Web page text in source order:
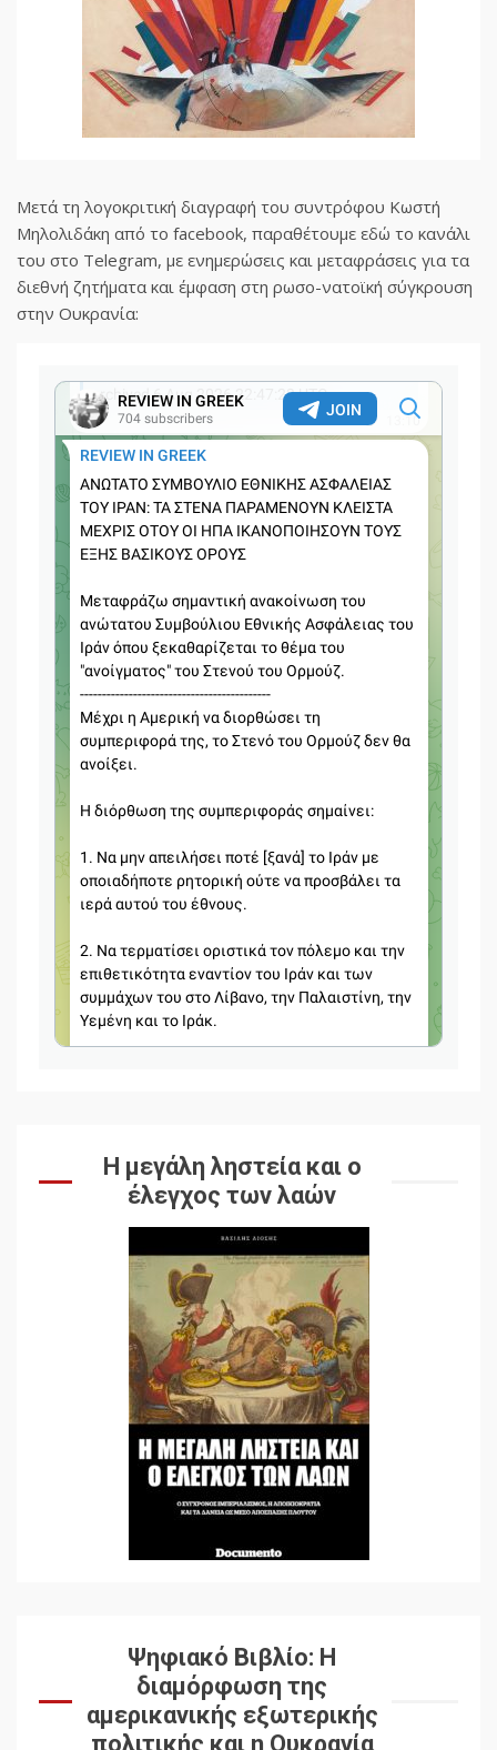
Μετά τη λογοκριτική διαγραφή του συντρόφου Κωστή
Μηλολιδάκη από το facebook, παραθέτουμε εδώ το κανάλι
του στο Telegram, με ενημερώσεις και μεταφράσεις για τα
διεθνή ζητήματα και έμφαση στη ρωσο-νατοϊκή σύγκρουση
στην Ουκρανία:
Η μεγάλη ληστεία και ο
έλεγχος των λαών
Ψηφιακό Βιβλίο: Η
διαμόρφωση της
αμερικανικής εξωτερικής
πολιτικής και η Ουκρανία